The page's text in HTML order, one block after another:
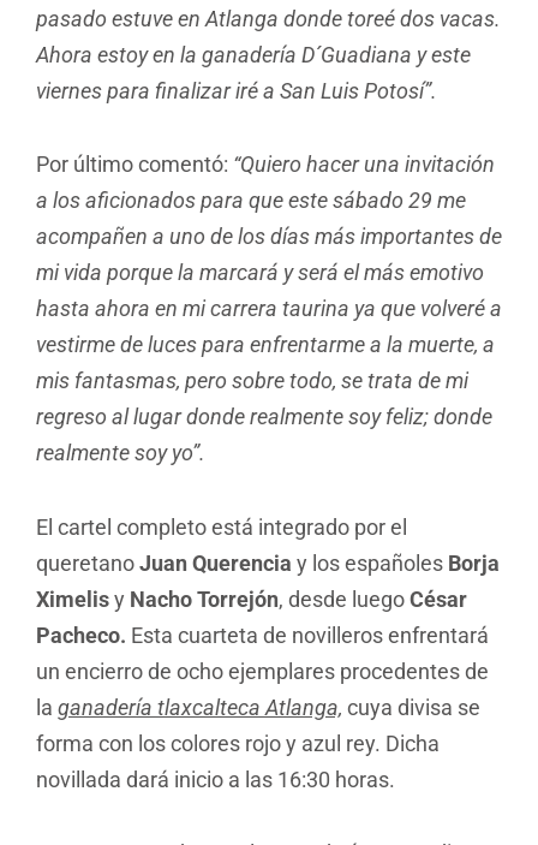
pasado estuve en Atlanga donde toreé dos vacas.
Ahora estoy en la ganadería D´Guadiana y este
viernes para finalizar iré a San Luis Potosí”.
Por último comentó: “Quiero hacer una invitación
a los aficionados para que este sábado 29 me
acompañen a uno de los días más importantes de
mi vida porque la marcará y será el más emotivo
hasta ahora en mi carrera taurina ya que volveré a
vestirme de luces para enfrentarme a la muerte, a
mis fantasmas, pero sobre todo, se trata de mi
regreso al lugar donde realmente soy feliz; donde
realmente soy yo”.
El cartel completo está integrado por el
queretanoJuan Querencia y los españoles Borja
Ximelisy Nacho Torrejón, desde luegoCésar
Pacheco. Esta cuarteta de novilleros enfrentará
un encierro de ocho ejemplares procedentes de
la ganadería tlaxcalteca Atlanga, cuya divisa se
forma con los colores rojo y azul rey. Dicha
novillada dará inicio a las 16:30 horas.